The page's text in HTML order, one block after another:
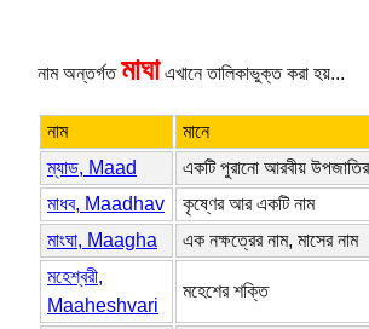
নাম অন্তর্গতমাঘা এখানে তালিকাভুক্ত করা হয়...
নাম
মানে
ম্যাড, Maad
একটি পুরানো আরবীয়
মাধব, Maadhav
কৃষ্ণের আর একটি নাম
মাংঘা, Maagha
এক নক্ষত্রের নাম, মাসের নাম
মহেশ্বরী,
Maaheshvari
মহেশের শক্তি